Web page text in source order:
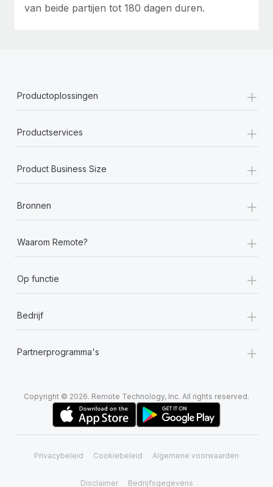
van beide partijen tot 180 dagen duren.
Productoplossingen +
Productservices +
Product Business Size +
Bronnen +
Waarom Remote? +
Op functie +
Bedrijf +
Partnerprogramma's +
Copyright © 2026. Remote Technology, Inc. All rights reserved.
Privacybeleid Cookiebeleid Algemene voorwaarden
Disclaimer Bedrijfsgegevens